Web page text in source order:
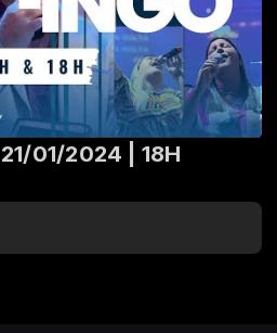
01/2024 | 18H